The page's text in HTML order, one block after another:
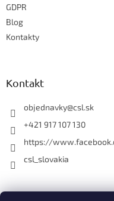
GDPR
Blog
Kontakty
Kontakt
objednavky@csl.sk
+421 917 107 130
https://
csl_slovakia